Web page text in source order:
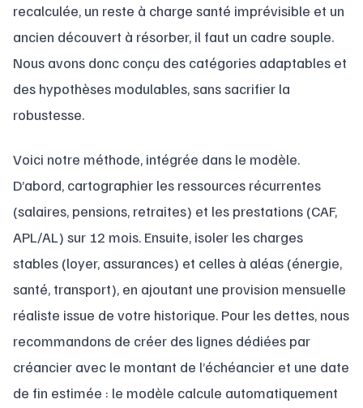
recalculée, un reste à charge santé imprévisible et un
ancien découvert à résorber, il faut un cadre souple.
Nous avons donc conçu des catégories adaptables et
des hypothèses modulables, sans sacrifier la
robustesse.
Voici notre méthode, intégrée dans le modèle.
D’abord, cartographier les ressources récurrentes
(salaires, pensions, retraites) et les prestations (CAF,
APL/AL) sur 12 mois. Ensuite, isoler les charges
stables (loyer, assurances) et celles à aléas (énergie,
santé, transport), en ajoutant une provision mensuelle
réaliste issue de votre historique. Pour les dettes, nous
recommandons de créer des lignes dédiées par
créancier avec le montant de l’échéancier et une date
de fin estimée : le modèle calcule automatiquement